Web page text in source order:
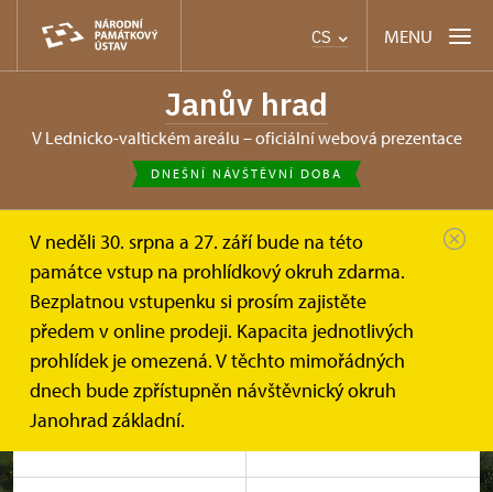
CS MENU
Janův hrad
v Lednicko-valtickém areálu – oficiální webová prezentace
DNEŠNÍ NÁVŠTĚVNÍ DOBA
V neděli 30. srpna a 27. září bude na této
památce vstup na prohlídkový okruh zdarma.
Bezplatnou vstupenku si prosím zajistěte
předem v online prodeji. Kapacita jednotlivých
prohlídek je omezená. V těchto mimořádných
dnech bude zpřístupněn návštěvnický okruh
Janohrad základní.
Prohlídkové okruhy